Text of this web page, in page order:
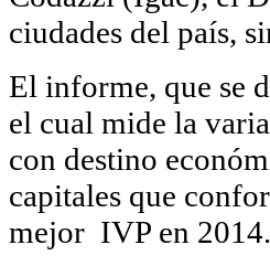
ciudades del país,
El informe, que se
el cual mide la
con destino
capitales que
mejor IVP en 2014.